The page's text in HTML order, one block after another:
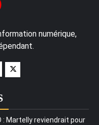
numérique,
: Martelly reviendrait pour